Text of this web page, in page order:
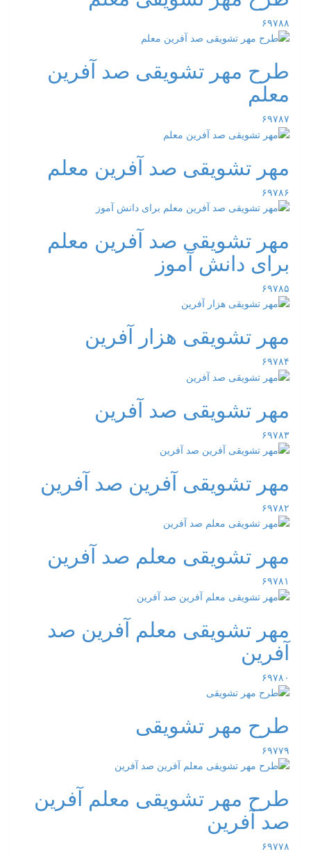
۶۹۷۸۸
طرح مهر تشویقی صد آفرین
معلم
۶۹۷۸۷
مهر تشویقی صد آفرین معلم
۶۹۷۸۶
مهر تشویقی صد آفرین معلم
برای دانش آموز
۶۹۷۸۵
مهر تشویقی هزار آفرین
۶۹۷۸۴
مهر تشویقی صد آفرین
۶۹۷۸۳
مهر تشویقی آفرین صد آفرین
۶۹۷۸۲
مهر تشویقی معلم صد آفرین
۶۹۷۸۱
مهر تشویقی معلم آفرین صد
آفرین
۶۹۷۸۰
طرح مهر تشویقی
۶۹۷۷۹
طرح مهر تشویقی معلم آفرین
صد آفرین
۶۹۷۷۸